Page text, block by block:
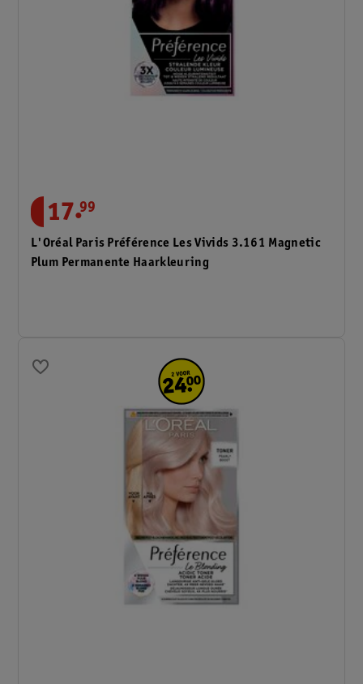
17.99
L'Oréal Paris Préférence Les Vivids 3.161 Magnetic
Plum Permanente Haarkleuring